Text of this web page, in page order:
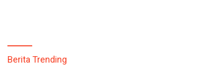
Berita Trending